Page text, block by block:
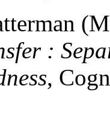
:
,